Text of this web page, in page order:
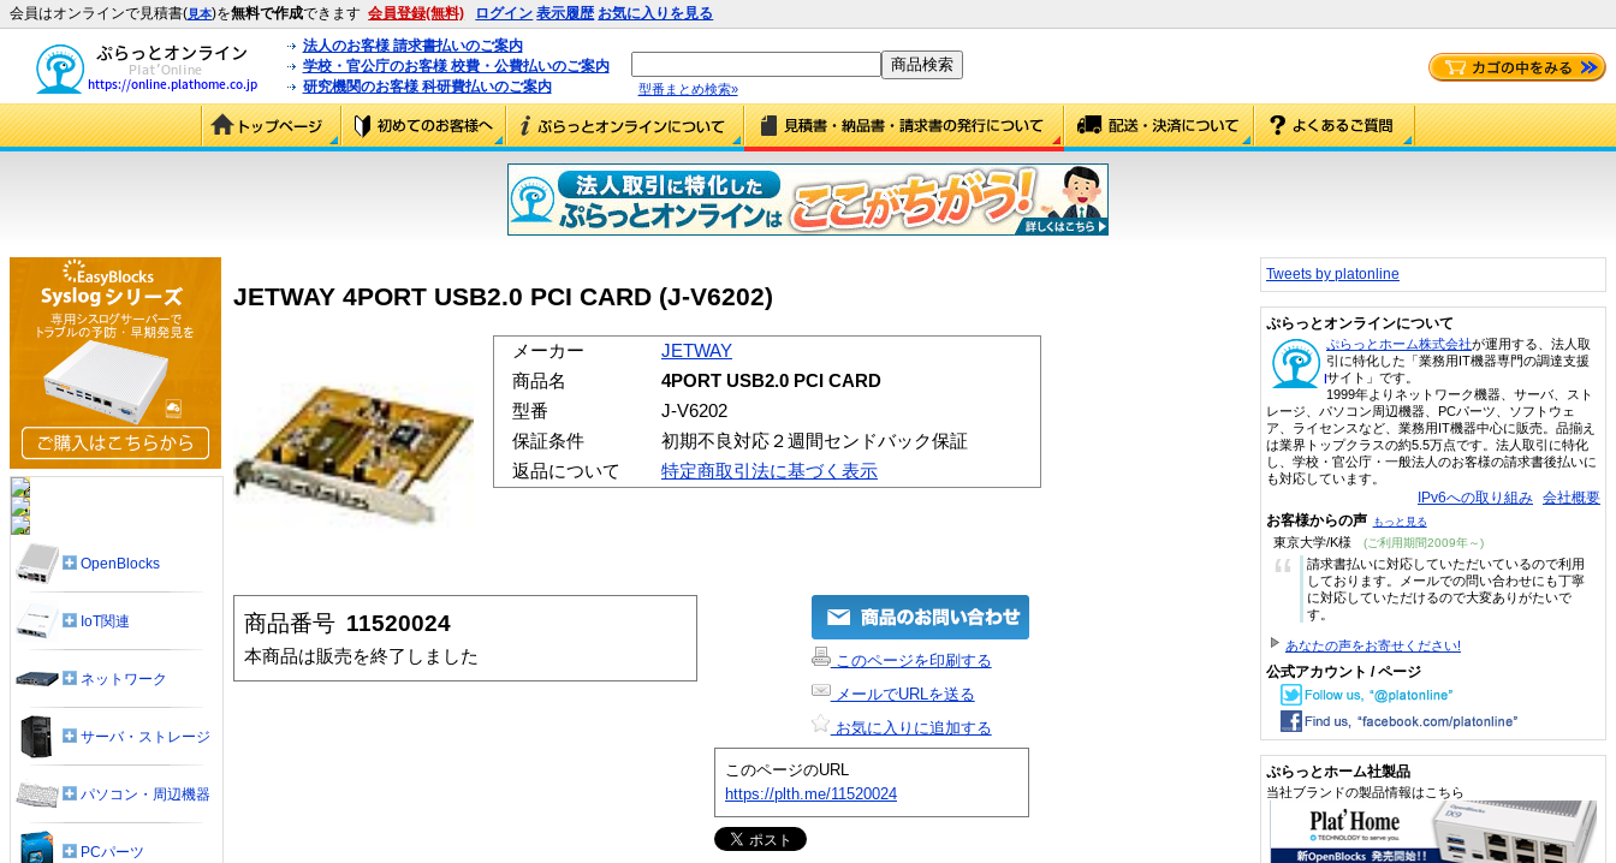
会員はオンラインで見積書(見本)を無料で作成できます 会員登録(無料) ログイン 表示履歴 お気に入りを見る
法人のお客様 請求書払いのご案内
学校・官公庁のお客様 校費・公費払いのご案内
研究機関のお客様 科研費払いのご案内
型番まとめ検索»
JETWAY 4PORT USB2.0 PCI CARD (J-V6202)
メーカー
JETWAY
商品名
4PORT USB2.0 PCI CARD
型番
J-V6202
保証条件
初期不良対応２週間センドバック保証
返品について
特定商取引法に基づく表示
商品番号 11520024
本商品は販売を終了しました
このページを印刷する
メールでURLを送る
お気に入りに追加する
このページのURL
https://plth.me/11520024
OpenBlocks
IoT関連
ネットワーク
サーバ・ストレージ
パソコン・周辺機器
PCパーツ
Tweets by platonline
ぷらっとオンラインについて
ぷらっとホーム株式会社が運用する、法人取
引に特化した「業務用IT機器専門の調達支援
サイト」です。
1999年よりネットワーク機器、サーバ、スト
レージ、パソコン周辺機器、PCパーツ、ソフトウェ
ア、ライセンスなど、業務用IT機器中心に販売。品揃え
は業界トップクラスの約5.5万点です。法人取引に特化
し、学校・官公庁・一般法人のお客様の請求書後払いに
も対応しています。
IPv6への取り組み 会社概要
お客様からの声 もっと見る
東京大学/K様 (ご利用期間2009年～)
“
請求書払いに対応していただいているので利用
しております。メールでの問い合わせにも丁寧
に対応していただけるので大変ありがたいで
す。
あなたの声をお寄せください!
公式アカウント / ページ
ぷらっとホーム社製品
当社ブランドの製品情報はこちら